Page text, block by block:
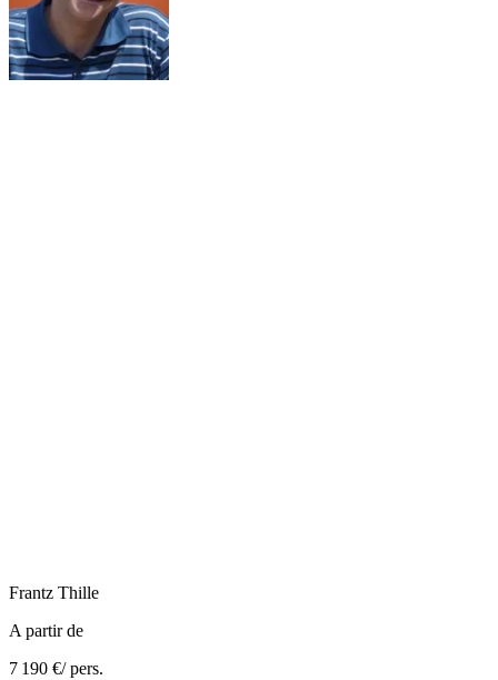
Frantz Thille
A partir de
7 190 €/ pers.